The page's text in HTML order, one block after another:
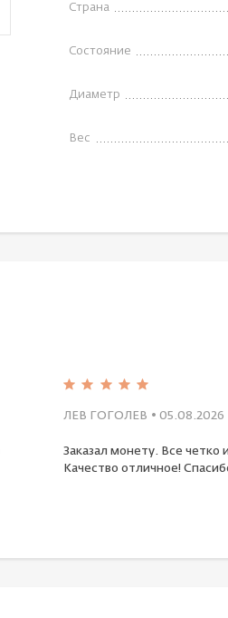
Страна
Состояние
Диаметр
Вес
ЛЕВ ГОГОЛЕВ • 05.08.2026
Заказал монету. Все четко
Качество отличное!